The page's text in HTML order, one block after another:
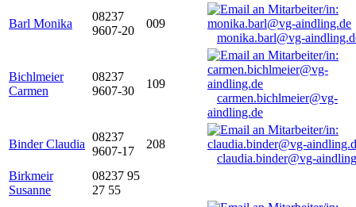
Barl Monika
08237
9607-20
009
monika.barl@vg-
Bichlmeier
Carmen
08237
9607-30
109
carmen.bichlmeier@vg-
aindling.de
Binder Claudia
08237
9607-17
208
claudia.binder@vg-
Birkmeir
Susanne
08237 95
27 55